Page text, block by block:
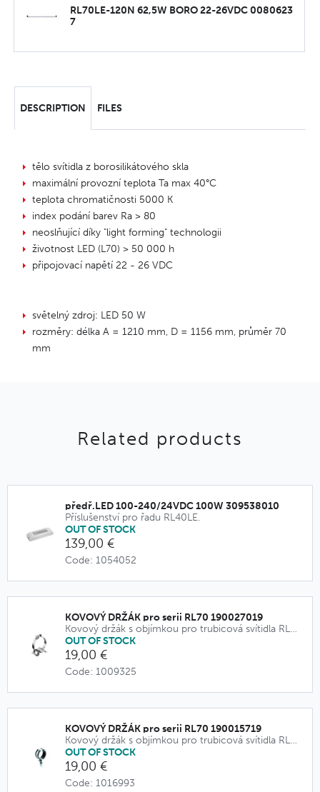
RL70LE-120N 62,5W BORO 22-26VDC 0080623
7
DESCRIPTION FILES
tělo svítidla z borosilikátového skla
maximální provozní teplota Ta max 40°C
teplota chromatičnosti 5000 K
index podání barev Ra > 80
neoslňující díky "light forming" technologii
životnost LED (L70) > 50 000 h
připojovací napětí 22 - 26 VDC
světelný zdroj: LED 50 W
rozměry: délka A = 1210 mm, D = 1156 mm, průměr 70
mm
Related products
předř.LED 100-240/24VDC 100W 309538010
Příslušenství pro řadu RL40LE.
OUT OF STOCK
139,00 €
Code: 1054052
KOVOVÝ DRŽÁK pro serii RL70 190027019
Kovový držák s objímkou pro trubicová svítidla RL70.
OUT OF STOCK
19,00 €
Code: 1009325
KOVOVÝ DRŽÁK pro serii RL70 190015719
Kovový držák s objímkou pro trubicová svítidla RL70.
OUT OF STOCK
19,00 €
Code: 1016993